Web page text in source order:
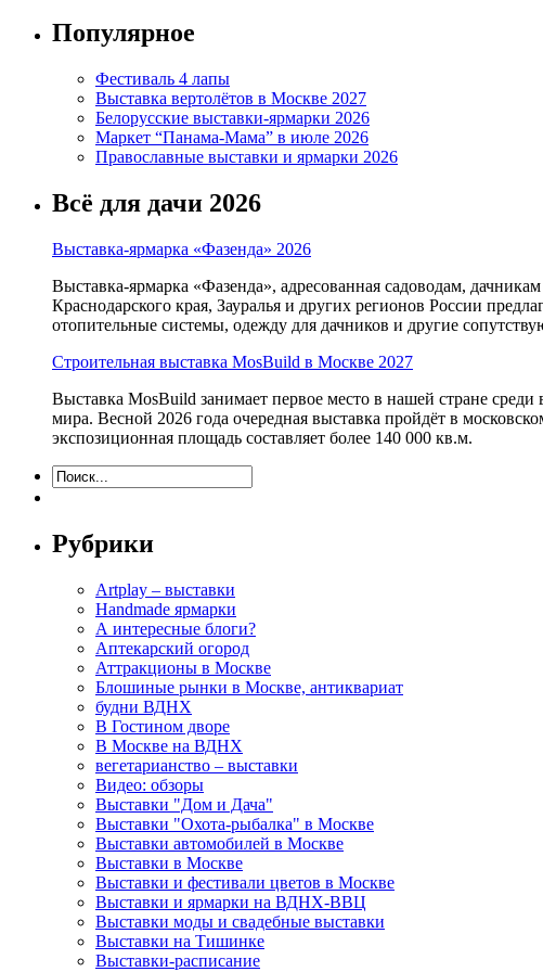
Популярное
Фестиваль 4 лапы
Выставка вертолётов в Москве 2027
Белорусские выставки-ярмарки 2026
Маркет “Панама-Мама” в июле 2026
Православные выставки и ярмарки 2026
Всё для дачи 2026
Выставка-ярмарка «Фазенда» 2026
Выставка-ярмарка «Фазенда», адресованная садоводам,
Краснодарского края, Зауралья и других регионов России
отопительные системы, одежду для дачников и другие
Строительная выставка MosBuild в Москве 2027
Выставка MosBuild занимает первое место в нашей стране
мира. Весной 2026 года очередная выставка пройдёт в
экспозиционная площадь составляет более 140 000 кв.м.
Рубрики
Artplay – выставки
Handmade ярмарки
А интересные блоги?
Аптекарский огород
Аттракционы в Москве
Блошиные рынки в Москве, антиквариат
будни ВДНХ
В Гостином дворе
В Москве на ВДНХ
вегетарианство – выставки
Видео: обзоры
Выставки "Дом и Дача"
Выставки "Охота-рыбалка" в Москве
Выставки автомобилей в Москве
Выставки в Москве
Выставки и фестивали цветов в Москве
Выставки и ярмарки на ВДНХ-ВВЦ
Выставки моды и свадебные выставки
Выставки на Тишинке
Выставки-расписание